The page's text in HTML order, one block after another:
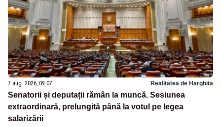
7 aug. 2026, 09:07 Realitatea de Harghita
Senatorii și deputații rămân la muncă. Sesiunea
extraordinară, prelungită până la votul pe legea
salarizării